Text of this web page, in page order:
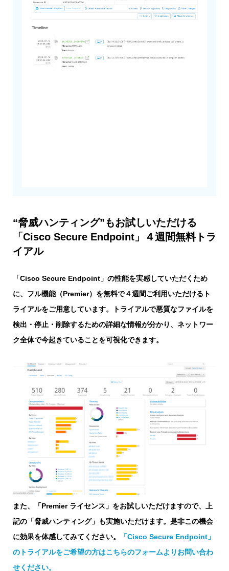
“脅威ハンティング”もお試しいただける
「Cisco Secure Endpoint」４週間無料トラ
イアル
「Cisco Secure Endpoint」の性能を実感していただくため
に、フル機能（Premier）を無料で４週間ご利用いただけるト
ライアルをご用意しています。トライアルで悪質なファイルを
検出・停止・削除するための詳細な情報が分かり、ネットワー
ク全体で今起きていることを可視化できます。
また、「Premier ライセンス」をお試しいただけますので、上
記の「脅威ハンティング」も実施いただけます。是非この機会
に効果を体感してみてください。
「Cisco Secure Endpoint」
のトライアルをご希望の方はこちらのフォームよりお問い合わ
せください。